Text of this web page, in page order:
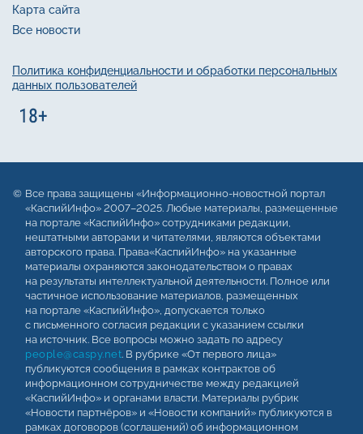
Карта сайта
Все новости
Политика конфиденциальности и обработки персональных
данных пользователей
Все права защищены «Информационно-новостной портал
«КаспийИнфо» 2007–2025. Любые материалы, размещенные
на портале «КаспийИнфо» сотрудниками редакции,
нештатными авторами и читателями, являются объектами
авторского права. Права«КаспийИнфо» на указанные
материалы охраняются законодательством о правах
на результаты интеллектуальной деятельности. Полное или
частичное использование материалов, размещенных
на портале «КаспийИнфо», допускается только
с письменного согласия редакции с указанием ссылки
на источник. Все вопросы можно задать по адресу
people@caspy.net. В рубрике «От первого лица»
публикуются сообщения в рамках контрактов об
информационном сотрудничестве между редакцией
«КаспийИнфо» и органами власти. Материалы рубрик
«Новости партнёров» и «Новости компаний» публикуются в
рамках договоров (соглашений) об информационном